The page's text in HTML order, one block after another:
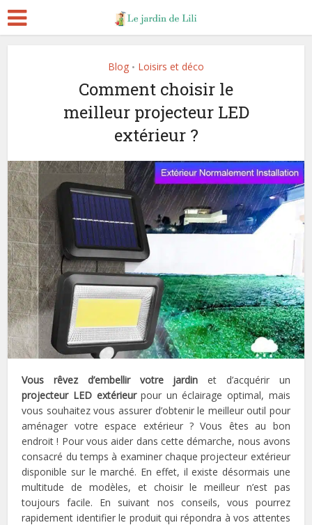
Blog • Loisirs et déco
Comment choisir le
meilleur projecteur LED
extérieur ?
Vous rêvez d’embellir votre jardin et d’acquérir un
projecteur LED extérieurpour un éclairage optimal, mais
vous souhaitez vous assurer d’obtenir le meilleur outil pour
aménager votre espace extérieur ? Vous êtes au bon
endroit ! Pour vous aider dans cette démarche, nous avons
consacré du temps à examiner chaque projecteur extérieur
disponible sur le marché. En effet, il existe désormais une
multitude de modèles, et choisir le meilleur n’est pas
toujours facile. En suivant nos conseils, vous pourrez
rapidement identifier le produit qui répondra à vos attentes